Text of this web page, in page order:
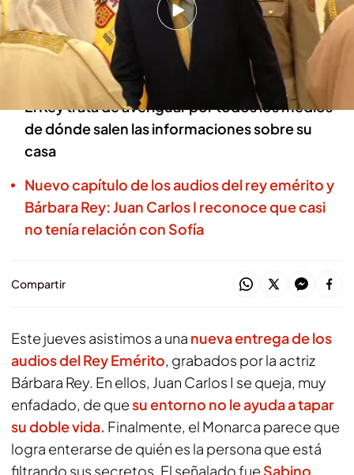
En los nuevos audios Juan Carlos I se muestra
muy enfadado porque su entorno no le ayuda
a tapar su doble vida
El Rey trata de averiguar por todos los medios
de dónde salen las informaciones sobre su
casa
Nuevo capítulo de los audios del rey emérito y
Bárbara Rey: Juan Carlos I reconoce que casi
no tenía relación con Sofía
Compartir
Este jueves asistimos a una nueva entrega de los
audios del Rey Emérito, grabados por la actriz
Bárbara Rey. En ellos, Juan Carlos I se queja, muy
enfadado, de quesu entorno no le ayuda a tapar
su doble vida. Finalmente, el Monarca parece que
logra enterarse de quién es la persona que está
filtrando sus secretos. El señalado fue Sabino